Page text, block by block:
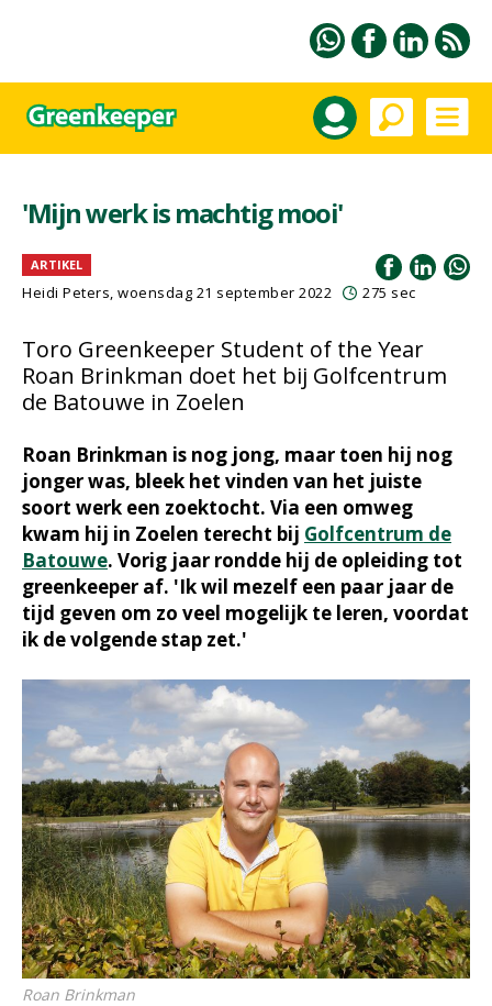
'Mijn werk is machtig mooi'
ARTIKEL
Heidi Peters, woensdag 21 september 2022 275 sec
Toro Greenkeeper Student of the Year
Roan Brinkman doet het bij Golfcentrum
de Batouwe in Zoelen
Roan Brinkman is nog jong, maar toen hij nog
jonger was, bleek het vinden van het juiste
soort werk een zoektocht. Via een omweg
kwam hij in Zoelen terecht bij Golfcentrum de
Batouwe. Vorig jaar rondde hij de opleiding tot
greenkeeper af. 'Ik wil mezelf een paar jaar de
tijd geven om zo veel mogelijk te leren, voordat
ik de volgende stap zet.'
Roan Brinkman